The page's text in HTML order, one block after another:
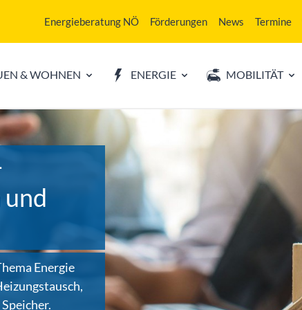
Energieberatung NÖ Förderungen News Termine
& WOHNEN ENERGIE MOBILITÄT
Energie